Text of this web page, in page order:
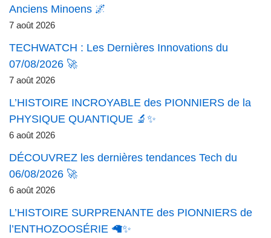
Anciens Minoens 🌌
7 août 2026
TECHWATCH : Les Dernières Innovations du
07/08/2026 🚀
7 août 2026
L’HISTOIRE INCROYABLE des PIONNIERS de la
PHYSIQUE QUANTIQUE 🔬✨
6 août 2026
DÉCOUVREZ les dernières tendances Tech du
06/08/2026 🚀
6 août 2026
L’HISTOIRE SURPRENANTE des PIONNIERS de
l’ENTHOZOOSÉRIE 🦙✨